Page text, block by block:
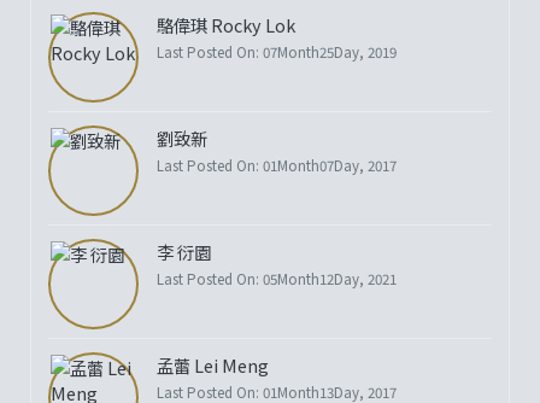
駱偉琪 Rocky Lok
Last Posted On: 07Month25Day, 2019
劉致新
Last Posted On: 01Month07Day, 2017
李 衍園
Last Posted On: 05Month12Day, 2021
孟蕾 Lei Meng
Last Posted On: 01Month13Day, 2017